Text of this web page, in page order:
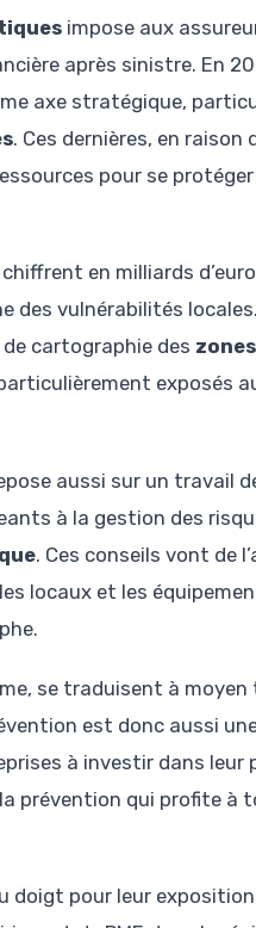
impose aux
après sinistre. En
axe stratégique,
. Ces dernières, en
pour se
en milliards
des vulnérabilités
cartographie des
exposés
aussi sur un travail
à la gestion des
. Ces conseils vont de
locaux et les
se traduisent à
est donc aussi
à investir dans leur
prévention qui profite à
doigt pour leur